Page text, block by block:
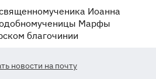
Иоанна
Марфы
благочинии
новости на почту